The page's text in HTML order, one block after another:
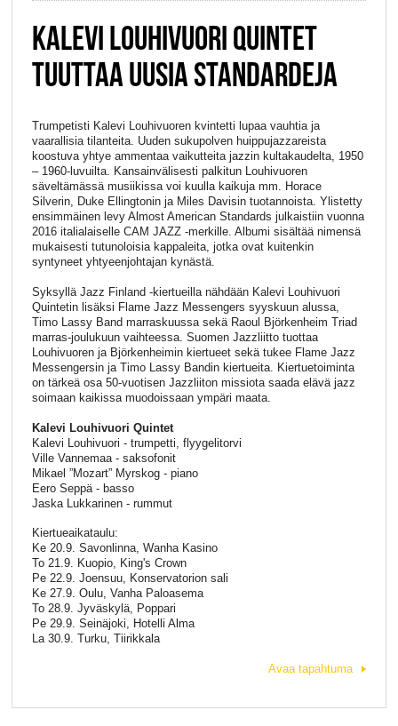
KALEVI LOUHIVUORI QUINTET
TUUTTAA UUSIA STANDARDEJA
Trumpetisti Kalevi Louhivuoren kvintetti lupaa vauhtia ja
vaarallisia tilanteita. Uuden sukupolven huippujazzareista
koostuva yhtye ammentaa vaikutteita jazzin kultakaudelta, 1950
– 1960-luvuilta. Kansainvälisesti palkitun Louhivuoren
säveltämässä musiikissa voi kuulla kaikuja mm. Horace
Silverin, Duke Ellingtonin ja Miles Davisin tuotannoista. Ylistetty
ensimmäinen levy Almost American Standards julkaistiin vuonna
2016 italialaiselle CAM JAZZ -merkille. Albumi sisältää nimensä
mukaisesti tutunoloisia kappaleita, jotka ovat kuitenkin
syntyneet yhtyeenjohtajan kynästä.
Syksyllä Jazz Finland -kiertueilla nähdään Kalevi Louhivuori
Quintetin lisäksi Flame Jazz Messengers syyskuun alussa,
Timo Lassy Band marraskuussa sekä Raoul Björkenheim Triad
marras-joulukuun vaihteessa. Suomen Jazzliitto tuottaa
Louhivuoren ja Björkenheimin kiertueet sekä tukee Flame Jazz
Messengersin ja Timo Lassy Bandin kiertueita. Kiertuetoiminta
on tärkeä osa 50-vuotisen Jazzliiton missiota saada elävä jazz
soimaan kaikissa muodoissaan ympäri maata.
Kalevi Louhivuori Quintet
Kalevi Louhivuori - trumpetti, flyygelitorvi
Ville Vannemaa - saksofonit
Mikael ”Mozart” Myrskog - piano
Eero Seppä - basso
Jaska Lukkarinen - rummut
Kiertueaikataulu:
Ke 20.9. Savonlinna, Wanha Kasino
To 21.9. Kuopio, King's Crown
Pe 22.9. Joensuu, Konservatorion sali
Ke 27.9. Oulu, Vanha Paloasema
To 28.9. Jyväskylä, Poppari
Pe 29.9. Seinäjoki, Hotelli Alma
La 30.9. Turku, Tiirikkala
Avaa tapahtuma